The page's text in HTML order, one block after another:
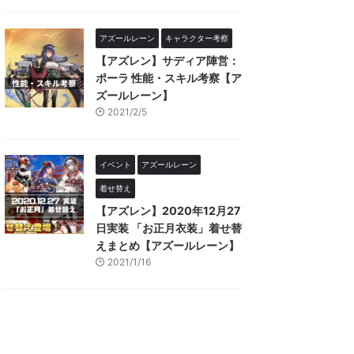
アズールレーン キャラクター考察
【アズレン】サディア陣営：
ポーラ 性能・スキル考察【ア
ズールレーン】
2021/2/5
イベント アズールレーン
着せ替え
【アズレン】2020年12月27
日実装 「お正月衣装」着せ替
えまとめ【アズールレーン】
2021/1/16